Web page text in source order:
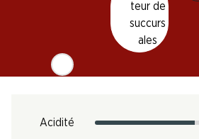
teur de
succurs
ales
Goût
Acidité